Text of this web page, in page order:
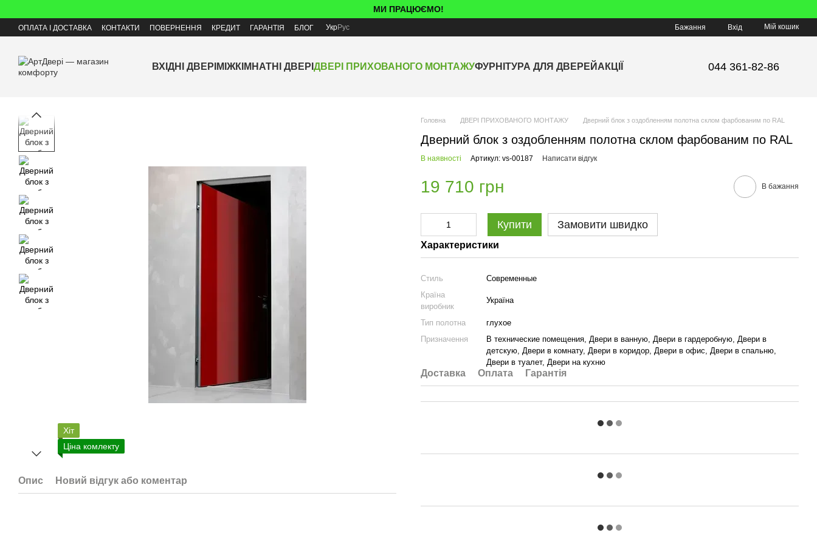
МИ ПРАЦЮЄМО!
ОПЛАТА І ДОСТАВКА КОНТАКТИ ПОВЕРНЕННЯ КРЕДИТ ГАРАНТІЯ БЛОГ УкрРус Бажання Вхід Мій кошик
ВХІДНІ ДВЕРІ МІЖКІМНАТНІ ДВЕРІ ДВЕРІ ПРИХОВАНОГО МОНТАЖУФУРНІТУРА ДЛЯ ДВЕРЕЙ АКЦІЇ 044 361-82-86
Хіт
Ціна комлекту
Опис Новий відгук або коментар
Головна ДВЕРІ ПРИХОВАНОГО МОНТАЖУ Дверний блок з оздобленням полотна склом фарбованим по RAL
Дверний блок з оздобленням полотна склом фарбованим по RAL
В наявності Артикул: vs-00187 Написати відгук
19 710 грн В бажання
Купити Замовити швидко
Характеристики
Стиль
Современные
Країна
виробник
Україна
Тип полотна
глухое
Призначення
В технические помещения, Двери в ванную, Двери в гардеробную, Двери в
детскую, Двери в комнату, Двери в коридор, Двери в офис, Двери в спальню,
Двери в туалет, Двери на кухню
Доставка Оплата Гарантія